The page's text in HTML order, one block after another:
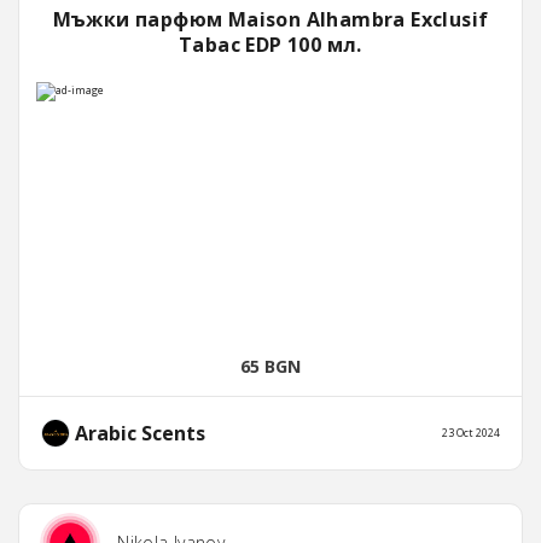
Мъжки парфюм Maison Alhambra Exclusif
Tabac EDP 100 мл.
65 BGN
Arabic Scents 23 Oct 2024